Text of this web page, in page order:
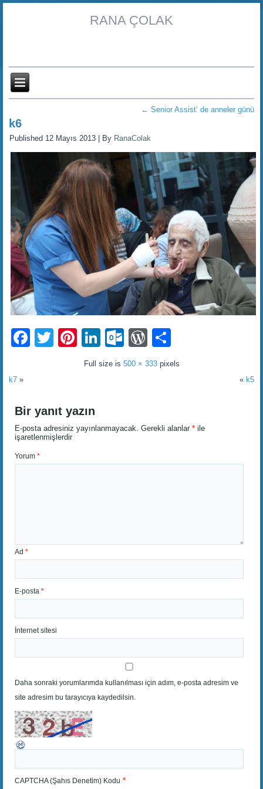
RANA ÇOLAK
← Senior Assist’ de anneler günü
k6
Published 12 Mayıs 2013 By RanaColak
Facebook
TwitterPinterest
LinkedIn
Outlook.com
WordPress
Full size is 500 × 333pixels
k7 » « k5
Bir yanıt yazın
E-posta adresiniz yayınlanmayacak. Gerekli alanlar* ile
işaretlenmişlerdir
Yorum*
Ad*
E-posta*
İnternet sitesi
Daha sonraki yorumlarımda kullanılması için adım, e-posta adresim ve
site adresim bu tarayıcıya kaydedilsin.
CAPTCHA (Şahıs Denetim) Kodu *